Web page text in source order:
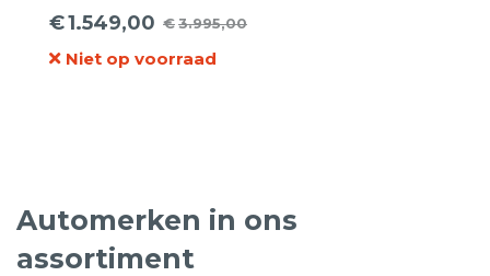
zomerbanden.
€3.995,00
Oorspronkelijke
prijs
€1.549,00
Huidige
prijs
Niet op voorraad
Automerken in ons
assortiment